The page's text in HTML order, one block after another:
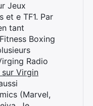
Jeux
et e TF1. Par
tant
Boxing
Radio
Virgin
(Marvel,